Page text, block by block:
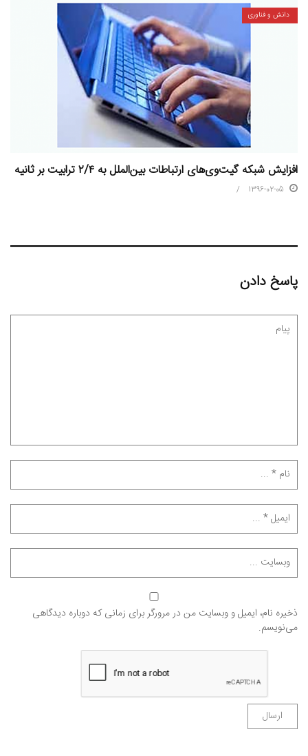
دانش و فناوری
افزایش شبکه گیت‌وی‌های ارتباطات بین‌الملل به ۲/۴ ترابیت بر ثانیه
1396-02-05
پاسخ دادن
ذخیره نام، ایمیل و وبسایت من در مرورگر برای زمانی که دوباره دیدگاهی
می‌نویسم.